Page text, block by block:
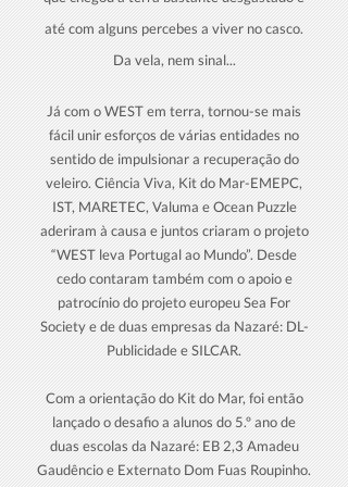
até com alguns percebes a viver no casco.
Da vela, nem sinal...
Já com o WEST em terra, tornou-se mais
fácil unir esforços de várias entidades no
sentido de impulsionar a recuperação do
veleiro. Ciência Viva, Kit do Mar-EMEPC,
IST, MARETEC, Valuma e Ocean Puzzle
aderiram à causa e juntos criaram o projeto
“WEST leva Portugal ao Mundo”. Desde
cedo contaram também com o apoio e
patrocínio do projeto europeu Sea For
Society e de duas empresas da Nazaré: DL-
Publicidade e SILCAR.
Com a orientação do Kit do Mar, foi então
lançado o desafio a alunos do 5.º ano de
duas escolas da Nazaré: EB 2,3 Amadeu
Gaudêncio e Externato Dom Fuas Roupinho.